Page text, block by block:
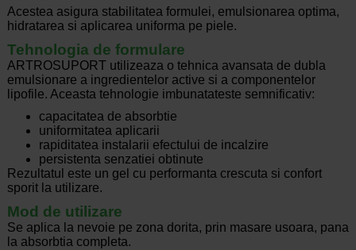
Acestea asigura stabilitatea formulei, emulsionarea optima,
hidratarea si aplicarea uniforma pe piele.
Tehnologia de formulare
ARTROSUPORT utilizeaza o tehnica avansata de dubla
emulsionare a ingredientelor active si a componentelor
lipofile. Aceasta tehnologie imbunatateste semnificativ:
capacitatea de absorbtie
uniformitatea aplicarii
rapiditatea instalarii efectului de incalzire
persistenta senzatiei obtinute
Rezultatul este un gel cu performanta crescuta si confort
sporit la utilizare.
Mod de utilizare
Se aplica la nevoie pe zona dorita, prin masare usoara, pana
la absorbtia completa.